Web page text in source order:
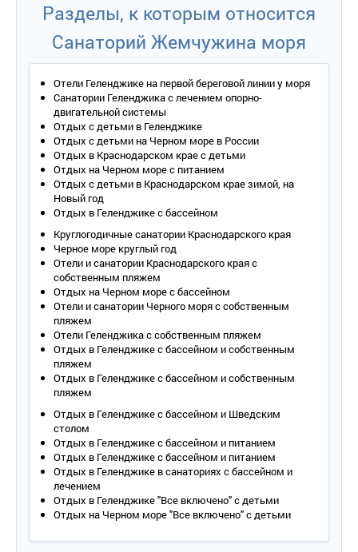
Разделы, к которым относится
Санаторий Жемчужина моря
Отели Геленджике на первой береговой линии у моря
Санатории Геленджика с лечением опорно-
двигательной системы
Отдых с детьми в Геленджике
Отдых с детьми на Черном море в России
Отдых в Краснодарском крае с детьми
Отдых на Черном море с питанием
Отдых с детьми в Краснодарском крае зимой, на
Новый год
Отдых в Геленджике с бассейном
Круглогодичные санатории Краснодарского края
Черное море круглый год
Отели и санатории Краснодарского края с
собственным пляжем
Отдых на Черном море с бассейном
Отели и санатории Черного моря с собственным
пляжем
Отели Геленджика с собственным пляжем
Отдых в Геленджике с бассейном и собственным
пляжем
Отдых в Геленджике с бассейном и собственным
пляжем
Отдых в Геленджике с бассейном и Шведским
столом
Отдых в Геленджике с бассейном и питанием
Отдых в Геленджике с бассейном и питанием
Отдых в Геленджике в санаториях с бассейном и
лечением
Отдых в Геленджике "Все включено" с детьми
Отдых на Черном море "Все включено" с детьми